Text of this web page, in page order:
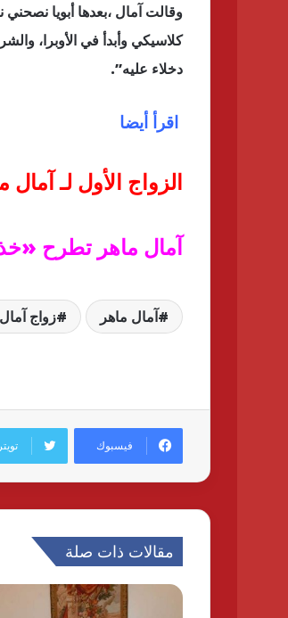
وقالت آمال ،بعدها أبويا
كلاسيكي وأبدأ في الأوبرا،
دخلاء عليه”.
اقرأ أيضا
الزواج الأول لـ
آمال ماهر تطرح
آمال ماهر زواج
فيسبوك تويتر
مقالات ذات صلة